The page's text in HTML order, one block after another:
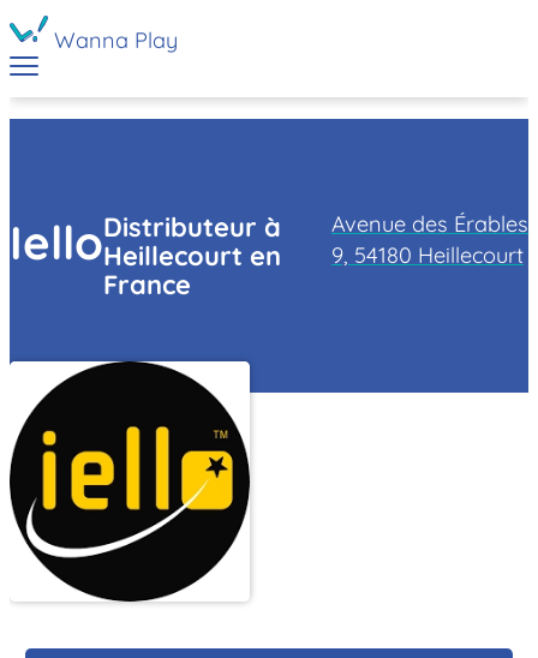
Wanna Play
IelloDistributeur à
Heillecourt en
France
Avenue des Érables
9, 54180 Heillecourt